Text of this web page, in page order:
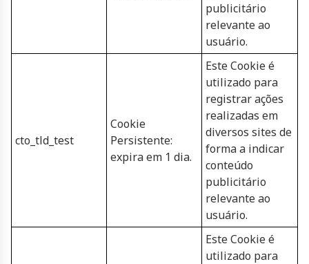
publicitário
relevante ao
usuário.
cto_tld_test
Cookie
Persistente:
expira em 1 dia.
Este Cookie é
utilizado para
registrar ações
realizadas em
diversos sites de
forma a indicar
conteúdo
publicitário
relevante ao
usuário.
Este Cookie é
utilizado para